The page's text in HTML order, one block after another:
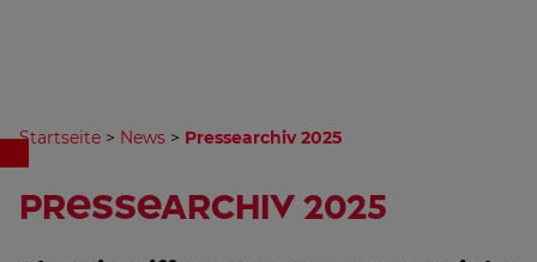
Startseite > News > Pressearchiv 2025
Pressearchiv 2025